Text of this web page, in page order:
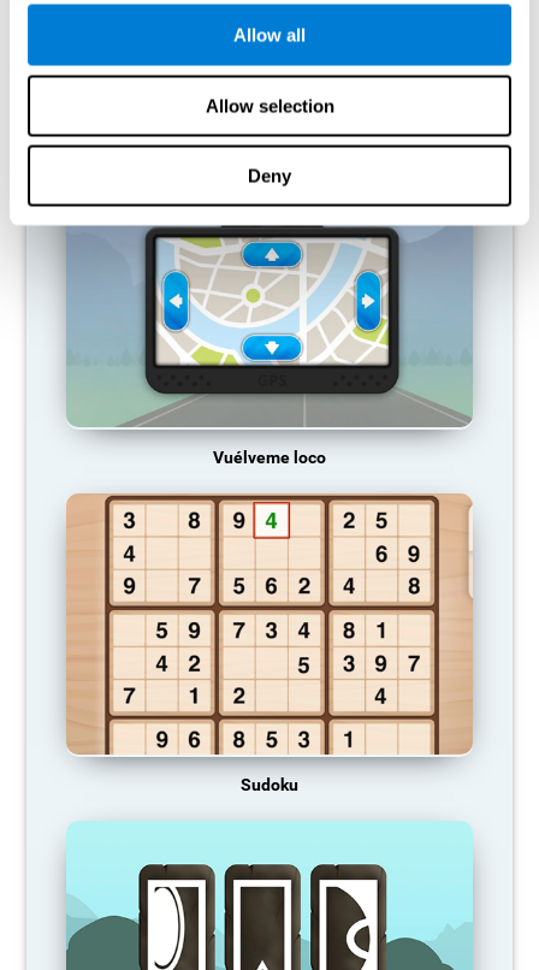
Allow all
Allow selection
Deny
habilidad cognitiva, el cerebro no aporta recursos para ese
patrón de activación neuronal, por lo que se vuelve cada vez más
menos eficaces en las actividades de nuestro día a día.
JUEGOS RECOMENDADOS
Vuélveme loco
Sudoku